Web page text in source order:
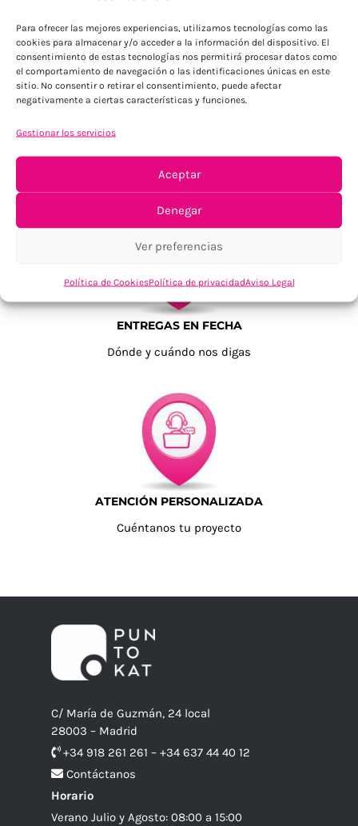
Para ofrecer las mejores experiencias, utilizamos tecnologías como las
cookies para almacenar y/o acceder a la información del dispositivo. El
consentimiento de estas tecnologías nos permitirá procesar datos como
el comportamiento de navegación o las identificaciones únicas en este
sitio. No consentir o retirar el consentimiento, puede afectar
negativamente a ciertas características y funciones.
Gestionar los servicios
Aceptar
Denegar
Ver preferencias
Política de CookiesPolítica de privacidadAviso Legal
Tu confianza, nuestro objetivo
ENTREGAS EN FECHA
Dónde y cuándo nos digas
ATENCIÓN PERSONALIZADA
Cuéntanos tu proyecto
C/ María de Guzmán, 24 local
28003 – Madrid
+34 918 261 261 – +34 637 44 40 12
Contáctanos
Horario
Verano Julio y Agosto: 08:00 a 15:00